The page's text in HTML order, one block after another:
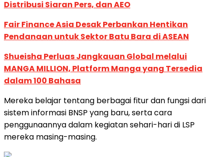
Distribusi Siaran Pers, dan AEO
Fair Finance Asia Desak Perbankan Hentikan
Pendanaan untuk Sektor Batu Bara di ASEAN
Shueisha Perluas Jangkauan Global melalui
MANGA MILLION, Platform Manga yang Tersedia
dalam 100 Bahasa
Mereka belajar tentang berbagai fitur dan fungsi dari
sistem informasi BNSP yang baru, serta cara
penggunaannya dalam kegiatan sehari-hari di LSP
mereka masing-masing.